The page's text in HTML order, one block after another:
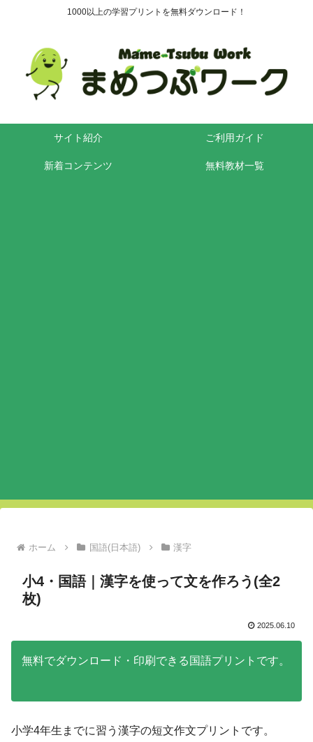
1000以上の学習プリントを無料ダウンロード！
サイト紹介 ご利用ガイド
新着コンテンツ 無料教材一覧
ホーム 国語(日本語) 漢字
小4・国語｜漢字を使って文を作ろう(全2
枚)
2025.06.10
無料でダウンロード・印刷できる国語プリントです。
小学4年生までに習う漢字の短文作文プリントです。